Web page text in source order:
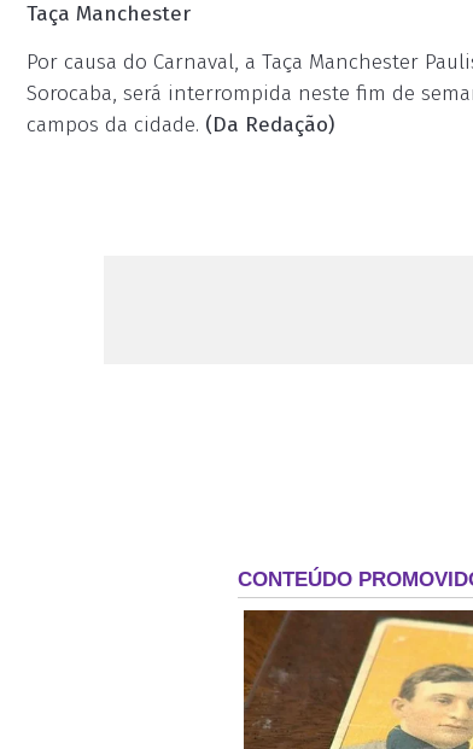
Taça Manchester
Por causa do Carnaval, a Taça Manchester
Sorocaba, será interrompida neste fim de
campos da cidade. (Da Redação)